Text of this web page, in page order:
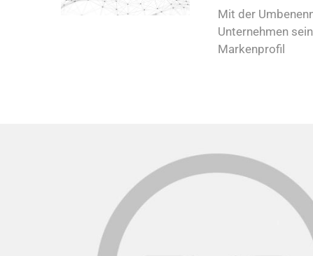
Mit der
Unternehmen
Markenprofil